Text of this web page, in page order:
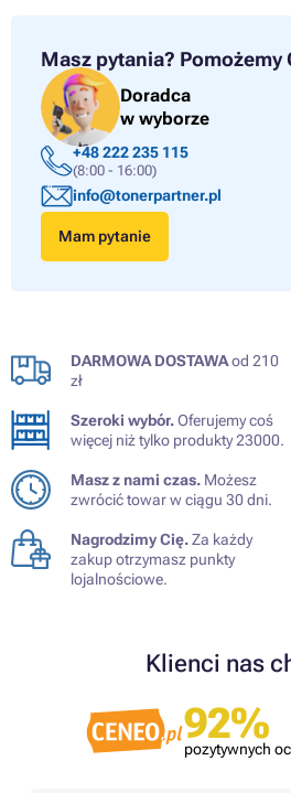
Masz pytania? Pomożemy
Doradca
w wyborze
+48 222 235 115
(8:00 - 16:00)
info@tonerpartner.pl
Mam pytanie
DARMOWA DOSTAWAod 210
zł
Szeroki wybór.Oferujemy coś
więcej niż tylko produkty 23000.
Masz z nami czas. Możesz
zwrócić towar w ciągu 30 dni.
Nagrodzimy Cię.Za każdy
zakup otrzymasz punkty
lojalnościowe.
Klienci nas
92%
pozytywnych